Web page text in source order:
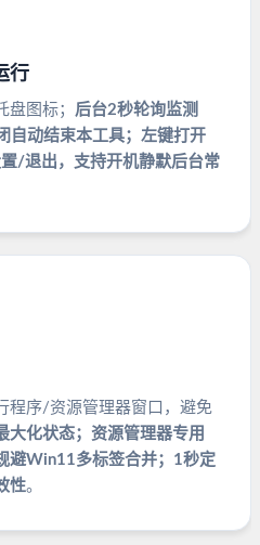
行
图标； 后台2秒轮询监测
自动结束本工具；左键打开
/退出，支持开机静默后台常
程序/资源管理器窗口，避免
大化状态；资源管理器专用
避Win11多标签合并；1秒定
性。